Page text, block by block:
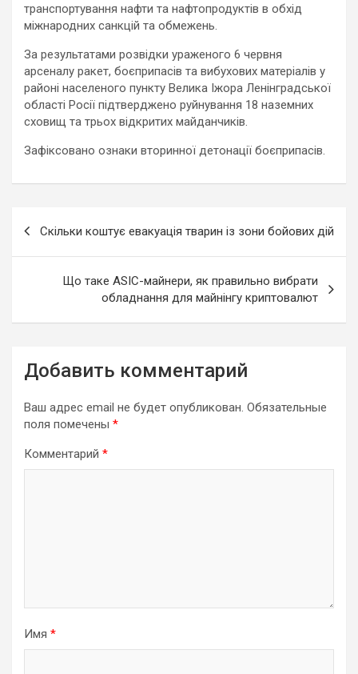
транспортування нафти та нафтопродуктів в обхід
міжнародних санкцій та обмежень.
За результатами розвідки ураженого 6 червня
арсеналу ракет, боєприпасів та вибухових матеріалів у
районі населеного пункту Велика Іжора Ленінградської
області Росії підтверджено руйнування 18 наземних
сховищ та трьох відкритих майданчиків.
Зафіксовано ознаки вторинної детонації боєприпасів.
Скільки коштує евакуація тварин із зони бойових дій
Що таке ASIC-майнери, як правильно вибрати
обладнання для майнінгу криптовалют
Добавить комментарий
Ваш адрес email не будет опубликован. Обязательные
поля помечены *
Комментарий *
Имя *